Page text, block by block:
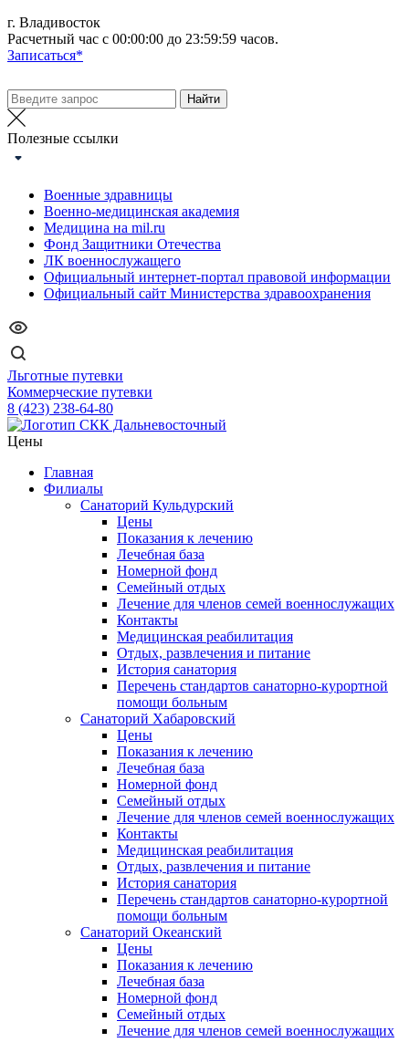
г. Владивосток
Расчетный час с 00:00:00 до 23:59:59 часов.
Записаться*
Полезные ссылки
Военные здравницы
Военно-медицинская академия
Медицина на mil.ru
Фонд Защитники Отечества
ЛК военнослужащего
Официальный интернет-портал правовой информации
Официальный сайт Министерства здравоохранения
Льготные путевки
Коммерческие путевки
8 (423) 238-64-80
Цены
Главная
Филиалы
Санаторий Кульдурский
Цены
Показания к лечению
Лечебная база
Номерной фонд
Семейный отдых
Лечение для членов семей военнослужащих
Контакты
Медицинская реабилитация
Отдых, развлечения и питание
История санатория
Перечень стандартов санаторно-курортной
помощи больным
Санаторий Хабаровский
Цены
Показания к лечению
Лечебная база
Номерной фонд
Семейный отдых
Лечение для членов семей военнослужащих
Контакты
Медицинская реабилитация
Отдых, развлечения и питание
История санатория
Перечень стандартов санаторно-курортной
помощи больным
Санаторий Океанский
Цены
Показания к лечению
Лечебная база
Номерной фонд
Семейный отдых
Лечение для членов семей военнослужащих